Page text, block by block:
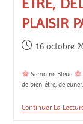
ÊTRE,
PLAISIR
16 octobre
Semaine Bleue
de bien-être,
Continuer La